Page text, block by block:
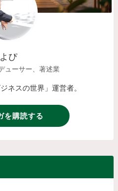
よぴ
ューサー、著述業
ネスの世界」運営者。
を購読する